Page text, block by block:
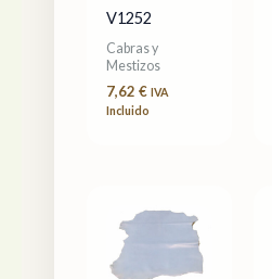
V1252
Cabras y
Mestizos
7,62 € IVA
Incluido